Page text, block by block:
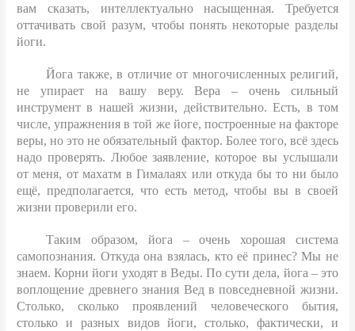
вам сказать, интеллектуально насыщенная. Требуется
оттачивать свой разум, чтобы понять некоторые разделы
йоги.
Йога также, в отличие от многочисленных религий,
не упирает на вашу веру. Вера – очень сильный
инструмент в нашей жизни, действительно. Есть, в том
числе, упражнения в той же йоге, построенные на факторе
веры, но это не обязательный фактор. Более того, всё здесь
надо проверять. Любое заявление, которое вы услышали
от меня, от махатм в Гималаях или откуда бы то ни было
ещё, предполагается, что есть метод, чтобы вы в своей
жизни проверили его.
Таким образом, йога – очень хорошая система
самопознания. Откуда она взялась, кто её принес? Мы не
знаем. Корни йоги уходят в Веды. По сути дела, йога – это
воплощение древнего знания Вед в повседневной жизни.
Столько, сколько проявлений человеческого бытия,
столько и разных видов йоги, столько, фактически, и